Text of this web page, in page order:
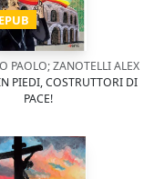
EPUB
PAOLO; ZANOTELLI ALEX
PIEDI, COSTRUTTORI DI
PACE!